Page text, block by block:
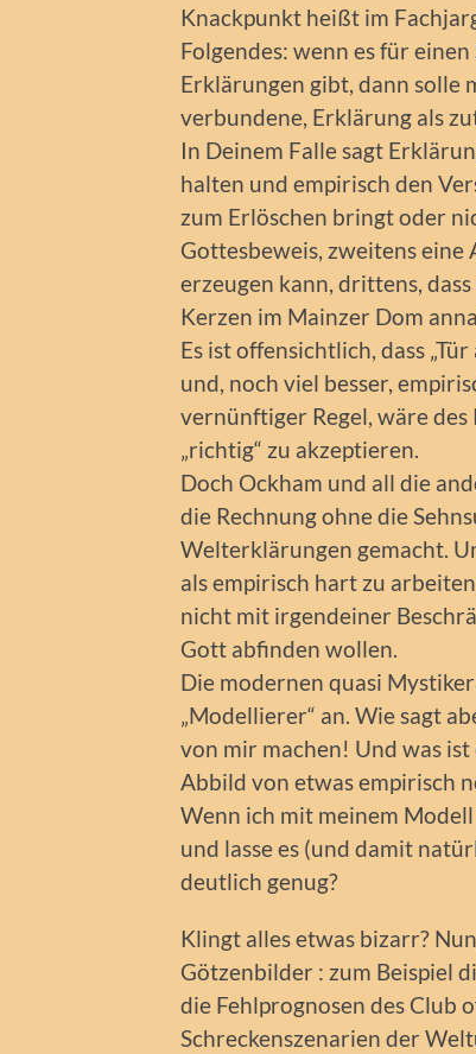
Knackpunkt heißt im
Folgendes: wenn es für
Erklärungen gibt, dann solle
verbundene, Erklärung als
In Deinem Falle sagt
halten und empirisch den
zum Erlöschen bringt oder
Gottesbeweis, zweitens eine
erzeugen kann, drittens,
Kerzen im Mainzer Dom
Es ist offensichtlich, dass
und, noch viel besser,
vernünftiger Regel, wäre des
„richtig“ zu akzeptieren.
Doch Ockham und all die
die Rechnung ohne die
Welterklärungen gemacht.
als empirisch hart zu
nicht mit irgendeiner
Gott abfinden wollen.
Die modernen quasi
„Modellierer“ an. Wie sagt
von mir machen! Und was
Abbild von etwas empirisch
Wenn ich mit meinem
und lasse es (und damit
deutlich genug?
Klingt alles etwas bizarr?
Götzenbilder : zum Beispiel
die Fehlprognosen des Club
Schreckenszenarien der